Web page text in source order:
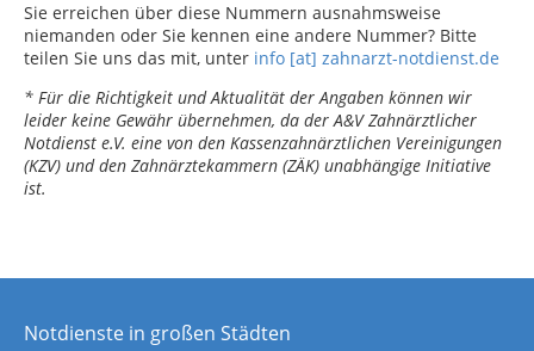
Sie erreichen über diese Nummern ausnahmsweise
niemanden oder Sie kennen eine andere Nummer? Bitte
teilen Sie uns das mit, unter info [at] zahnarzt-notdienst.de
* Für die Richtigkeit und Aktualität der Angaben können wir
leider keine Gewähr übernehmen, da der A&V Zahnärztlicher
Notdienst e.V. eine von den Kassenzahnärztlichen Vereinigungen
(KZV) und den Zahnärztekammern (ZÄK) unabhängige Initiative
ist.
Notdienste in großen Städten